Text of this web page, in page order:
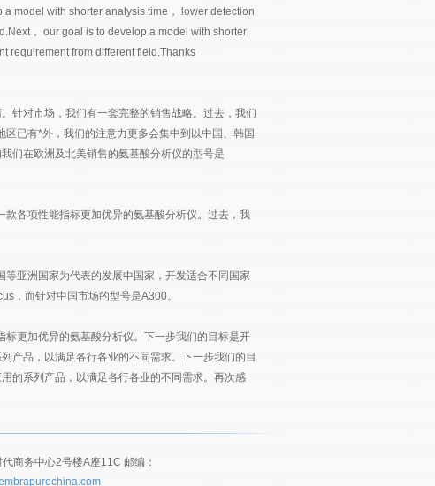
model with shorter analysis time， lower detection
， our goal is to develop a model with shorter
requirement from different field.Thanks
针对市场，我们有一套完整的销售战略。过去，我们
已有*外，我们的注意力更多会集中到以中国、韩国
们在欧洲及北美销售的氨基酸分析仪的型号是
各项性能指标更加优异的氨基酸分析仪。过去，我
亚洲国家为代表的发展中国家，开发适合不同国家
，而针对中国市场的型号是A300。
更加优异的氨基酸分析仪。下一步我们的目标是开
产品，以满足各行各业的不同需求。下一步我们的目
的系列产品，以满足各行各业的不同需求。再次感
商务中心2号楼A座11C 邮编：